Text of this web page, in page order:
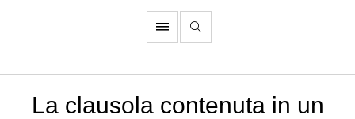
La clausola contenuta in un